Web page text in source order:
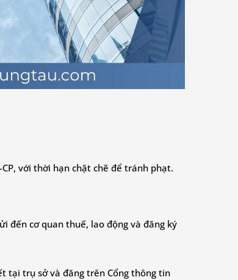
với thời hạn chặt chẽ để tránh phạt.
đến cơ quan thuế, lao động và đăng ký
tại trụ sở và đăng trên Cổng thông tin